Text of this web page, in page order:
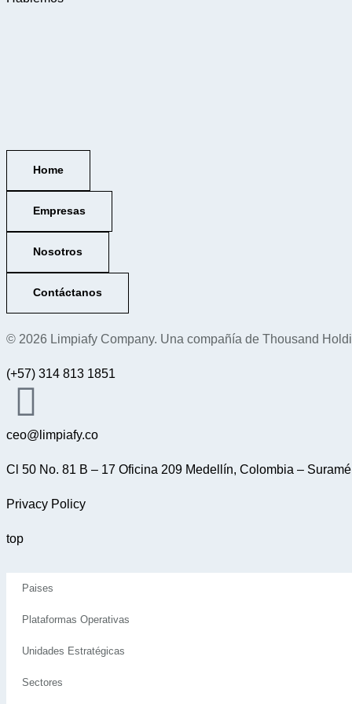
Home
Empresas
Nosotros
Contáctanos
© 2026 Limpiafy Company. Una compañía de Thousand
(+57) 314 813 1851
ceo@limpiafy.co
Cl 50 No. 81 B – 17 Oficina 209 Medellín, Colombia –
Privacy Policy
top
Paises
Plataformas Operativas
Unidades Estratégicas
Sectores